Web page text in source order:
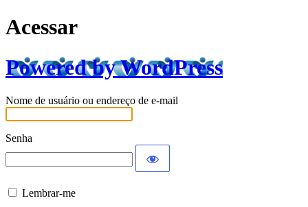
Acessar
Powered by WordPress
Nome de usuário ou endereço de e-mail
Senha
Lembrar-me